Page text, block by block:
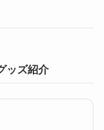
ッズ紹介